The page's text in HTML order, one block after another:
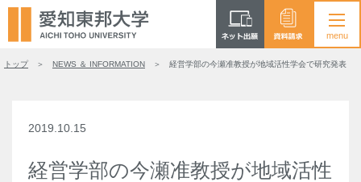
トップ NEWS ＆ INFORMATION 経営学部の今瀬准教授が地域活性学会で研究発表
2019.10.15
経営学部の今瀬准教授が地域活性